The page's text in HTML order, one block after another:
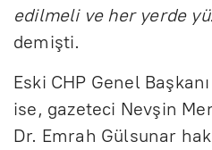
edilmeli ve her yerde
demişti.
Eski CHP Genel
ise, gazeteci Nevşin
Dr. Emrah Gülsunar